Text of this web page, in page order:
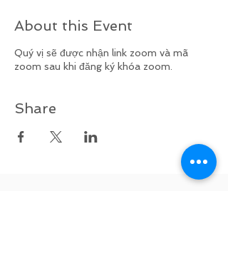
About this Event
Quý vị sẽ được nhận link zoom và mã
zoom sau khi đăng ký khóa zoom.
Share